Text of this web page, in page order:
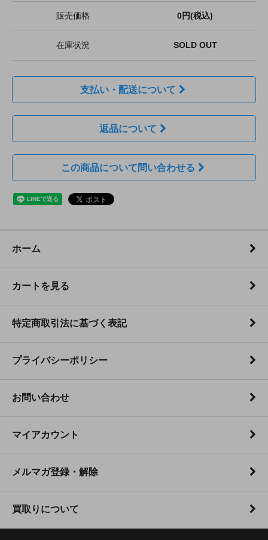
販売価格 0円(税込)
在庫状況 SOLD OUT
支払い・配送について
返品について
この商品について問い合わせる
ホーム
カートを見る
特定商取引法に基づく表記
プライバシーポリシー
お問い合わせ
マイアカウント
メルマガ登録・解除
買取りについて